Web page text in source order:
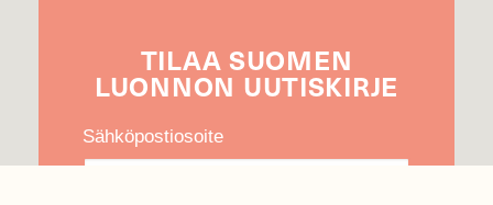
TILAA SUOMEN
LUONNON UUTIS­KIRJE
Sähköpostiosoite